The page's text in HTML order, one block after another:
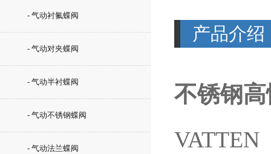
- 气动衬氟蝶阀
- 气动对夹蝶阀
- 气动半衬蝶阀
- 气动不锈钢蝶阀
- 气动法兰蝶阀
产品介绍
不锈钢
VATTEN